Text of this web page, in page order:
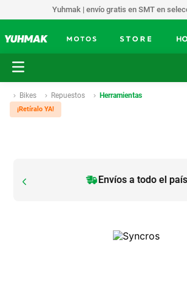
Yuhmak | envío gratis en SMT en
Bikes Repuestos Herramientas
¡Retíralo YA!
Envíos a todo el país